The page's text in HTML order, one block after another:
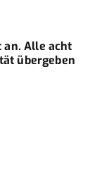
an. Alle acht
übergeben